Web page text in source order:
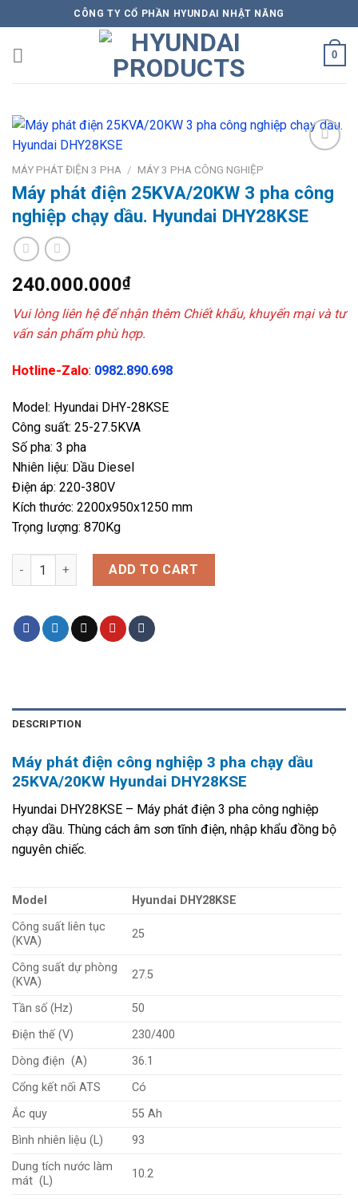
to
content
CÔNG TY CỔ PHẦN HYUNDAI NHẬT NĂNG
0
MÁY PHÁT ĐIỆN 3 PHA / MÁY 3 PHA CÔNG NGHIỆP
Máy phát điện 25KVA/20KW 3 pha công
nghiệp chạy dầu. Hyundai DHY28KSE
240.000.000₫
Vui lòng liên hệ để nhận thêm Chiết khấu, khuyến mại và tư
vấn sản phẩm phù hợp.
Hotline-Zalo: 0982.890.698
Model: Hyundai DHY-28KSE
Công suất: 25-27.5KVA
Số pha: 3 pha
Nhiên liệu: Dầu Diesel
Điện áp: 220-380V
Kích thước: 2200x950x1250 mm
Trọng lượng: 870Kg
Máy phát điện 25KVA/20KW 3 pha công nghiệp chạy dầu.
ADD TO CART
DESCRIPTION
Máy phát điện công nghiệp 3 pha chạy dầu
25KVA/20KW Hyundai DHY28KSE
Hyundai DHY28KSE – Máy phát điện 3 pha công nghiệp
chạy dầu. Thùng cách âm sơn tĩnh điện, nhập khẩu đồng bộ
nguyên chiếc.
Model
Hyundai DHY28KSE
Công suất liên tục
(KVA)
25
Công suất dự phòng
(KVA)
27.5
Tần số (Hz)
50
Điện thế (V)
230/400
Dòng điện (A)
36.1
Cổng kết nối ATS
Có
Ắc quy
55 Ah
Bình nhiên liệu (L)
93
Dung tích nước làm
mát (L)
10.2